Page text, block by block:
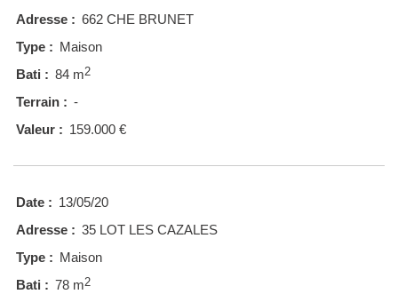
Adresse : 662 CHE BRUNET
Type : Maison
Bati : 84 m2
Terrain : -
Valeur : 159.000 €
Date : 13/05/20
Adresse : 35 LOT LES CAZALES
Type : Maison
Bati : 78 m2